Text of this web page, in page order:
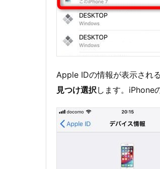
Apple IDの情報が表示され
見つけ選択 します。iPhone